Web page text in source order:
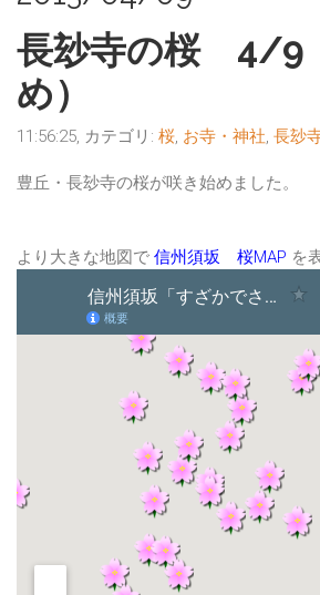
長玅寺の桜 4/9
め）
11:56:25, カテゴリ: 桜, お寺・神社, 長玅
豊丘・長玅寺の桜が咲き始めました。
より大きな地図で 信州須坂 桜MAP を